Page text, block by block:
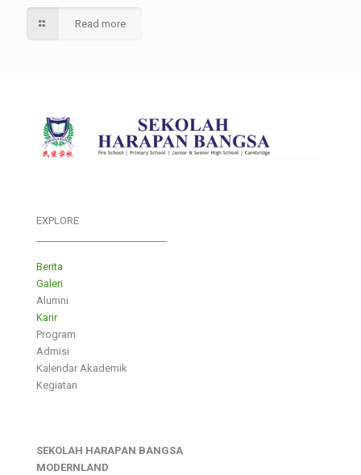
Read more
EXPLORE
Berita
Galeri
Alumni
Karir
Program
Admisi
Kalendar Akademik
Kegiatan
SEKOLAH HARAPAN BANGSA
MODERNLAND